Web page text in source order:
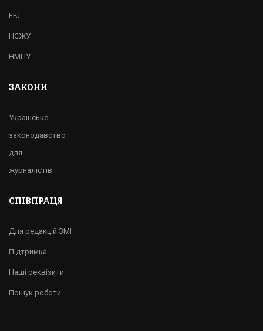
EFJ
НСЖУ
НМПУ
ЗАКОНИ
Українське
законодавство
для
журналістів
СПІВПРАЦЯ
Для редакцій ЗМІ
Підтримка
Наші реквізити
Пошук роботи